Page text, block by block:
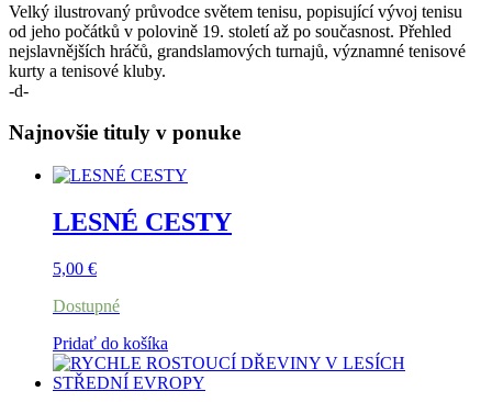
Velký ilustrovaný průvodce světem tenisu, popisující vývoj tenisu
od jeho počátků v polovině 19. století až po současnost. Přehled
nejslavnějších hráčů, grandslamových turnajů, významné tenisové
kurty a tenisové kluby.
-d-
Najnovšie tituly v ponuke
LESNÉ CESTY
5,00 €
Dostupné
Pridať do košíka